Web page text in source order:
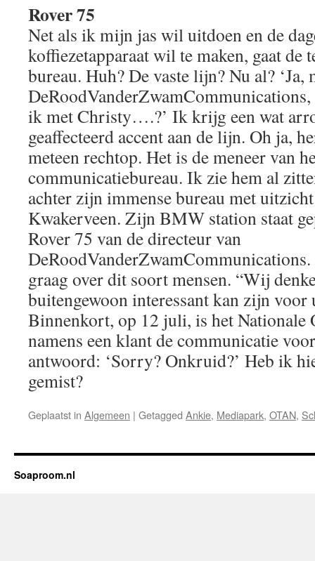
Rover 75
Net als ik mijn jas wil uitdoen en de
koffiezetapparaat wil te maken, gaat de
bureau. Huh? De vaste lijn? Nu al? ‘Ja,
ik met Christy….?’ Ik krijg een wat
geaffecteerd accent aan de lijn. Oh ja,
meteen rechtop. Het is de meneer van
communicatiebureau. Ik zie hem al
achter zijn immense bureau met
Kwakerveen. Zijn BMW station staat
Rover 75 van de directeur van
graag over dit soort mensen. “Wij
buitengewoon interessant kan zijn
Binnenkort, op 12 juli, is het Nationale
namens een klant de communicatie
antwoord: ‘Sorry? Onkruid?’ Heb ik
gemist?
Geplaatst in Algemeen | Getagged Ankie, Mediapark, OTAN,
Soaproom.nl